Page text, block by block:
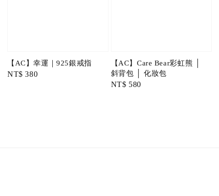
【AC】幸運｜925銀戒指
Regular
NT$ 380
【AC】Care Bear彩虹熊 │
斜背包 │ 化妝包
Regular
NT$ 580